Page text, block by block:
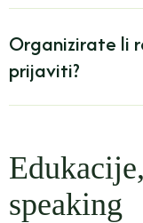
Organizirate li
prijaviti?
speaking